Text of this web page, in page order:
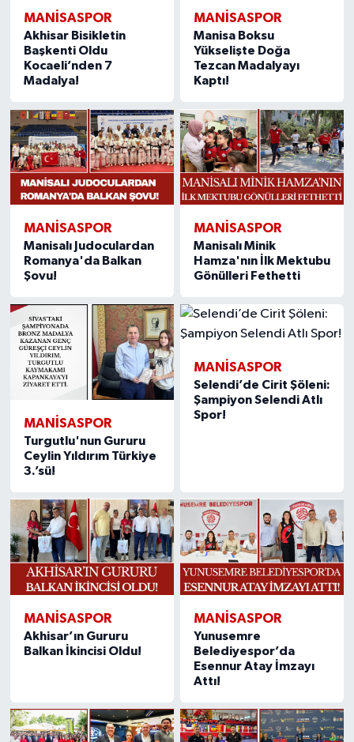
MANISASPOR
Akhisar Bisikletin
Başkenti Oldu
Kocaeli’nden 7
Madalya!
MANISASPOR
Manisa Boksu
Yükselişte Doğa
Tezcan Madalyayı
Kaptı!
MANISASPOR
Manisalı Judoculardan
Romanya'da Balkan
Şovu!
MANISASPOR
Manisalı Minik
Hamza'nın İlk Mektubu
Gönülleri Fethetti
MANISASPOR
Turgutlu'nun Gururu
Ceylin Yıldırım Türkiye
3.’sü!
MANISASPOR
Selendi’de Cirit Şöleni:
Şampiyon Selendi Atlı
Spor!
MANISASPOR
Akhisar’ın Gururu
Balkan İkincisi Oldu!
MANISASPOR
Yunusemre
Belediyespor’da
Esennur Atay İmzayı
Attı!